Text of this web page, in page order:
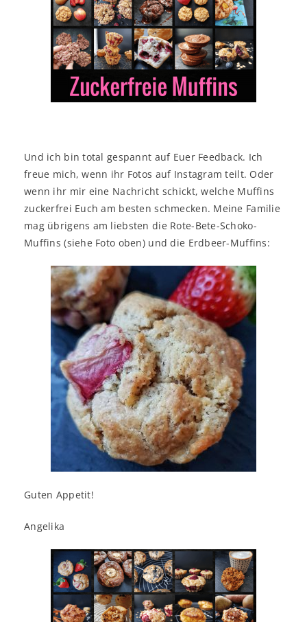
Und ich bin total gespannt auf Euer Feedback. Ich
freue mich, wenn ihr Fotos auf Instagram teilt. Oder
wenn ihr mir eine Nachricht schickt, welche Muffins
zuckerfrei Euch am besten schmecken. Meine Familie
mag übrigens am liebsten die Rote-Bete-Schoko-
Muffins (siehe Foto oben) und die Erdbeer-Muffins:
Guten Appetit!
Angelika